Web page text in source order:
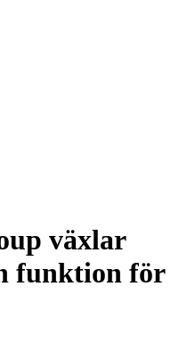
växlar
funktion för